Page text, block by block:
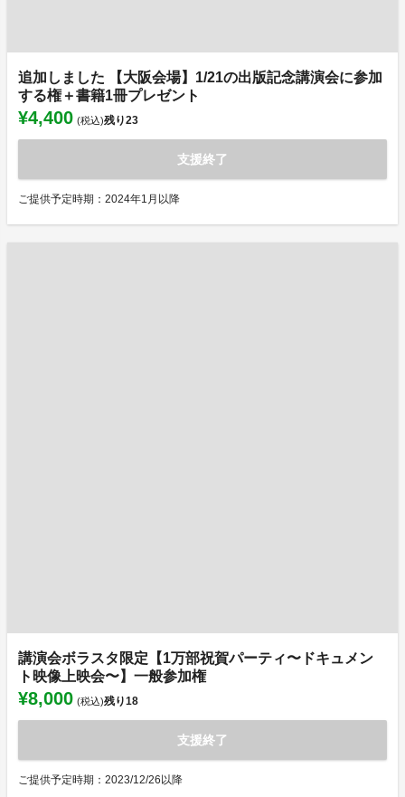
追加しました 【大阪会場】1/21の出版記念講演会に参加
する権＋書籍1冊プレゼント
¥4,400 (税込)残り23
支援終了
ご提供予定時期：2024年1月以降
講演会ボラスタ限定【1万部祝賀パーティ〜ドキュメン
ト映像上映会〜】一般参加権
¥8,000 (税込)残り18
支援終了
ご提供予定時期：2023/12/26以降